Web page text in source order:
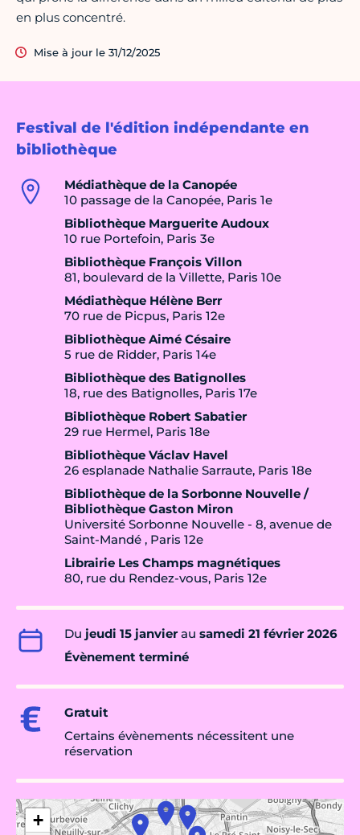
Festival de l'édition indépendante en
bibliothèque
Médiathèque de la Canopée
10 passage de la Canopée, Paris 1e
Bibliothèque Marguerite Audoux
10 rue Portefoin, Paris 3e
Bibliothèque François Villon
81, boulevard de la Villette, Paris 10e
Médiathèque Hélène Berr
70 rue de Picpus, Paris 12e
Bibliothèque Aimé Césaire
5 rue de Ridder, Paris 14e
Bibliothèque des Batignolles
18, rue des Batignolles, Paris 17e
Bibliothèque Robert Sabatier
29 rue Hermel, Paris 18e
Bibliothèque Václav Havel
26 esplanade Nathalie Sarraute, Paris 18e
Bibliothèque de la Sorbonne Nouvelle /
Bibliothèque Gaston Miron
Université Sorbonne Nouvelle - 8, avenue de
Saint-Mandé , Paris 12e
Librairie Les Champs magnétiques
80, rue du Rendez-vous, Paris 12e
Du jeudi 15 janvierau samedi 21 février 2026
Évènement terminé
Gratuit
Certains évènements nécessitent une
réservation
+
en plus concentré.
Mise à jour le 31/12/2025